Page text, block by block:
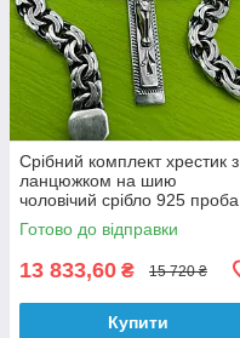
Срібний комплект хрестик з
ланцюжком на шию
чоловічий срібло 925 проба
Готово до відправки
13 833,60 ₴ 15 720 ₴
Купити